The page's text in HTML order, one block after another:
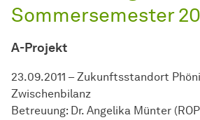
Sommersemester
A-Projekt
23.09.2011 – Zukunftsstandort
Zwischenbilanz
Betreuung: Dr. Angelika Münter